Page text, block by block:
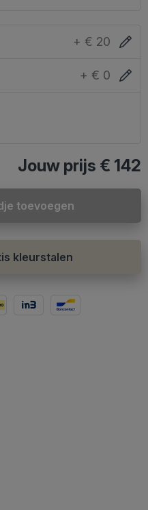
+ € 20
+ € 0
Jouw prijs € 142
toevoegen
kleurstalen